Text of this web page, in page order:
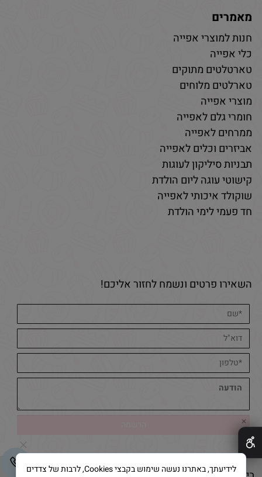
מאמרים
חנות למוצרי אפייה
כלי אפייה
טארטלטים מתוקים
טארלטים מלוחים
מוצרי אפייה
חומרי גלם לאפייה
ממרחים לאפייה
אביזרים וכלים לאפייה
תבניות סיליקון לעוגות
קישוטי עוגה ליום הולדת
שוקולד איכותי לאפייה
חד פעמי לימי הולדת
השאירו פרטים ונשמח לחזור אליכם!
✕
לידיעתך, באתרנו נעשה שימוש בקבצי Cookies, לרבות של צדדים